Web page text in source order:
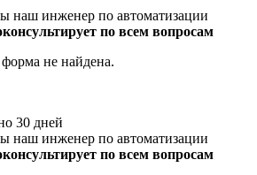
наш инженер по автоматизации
по всем вопросам
не найдена.
30 дней
наш инженер по автоматизации
по всем вопросам